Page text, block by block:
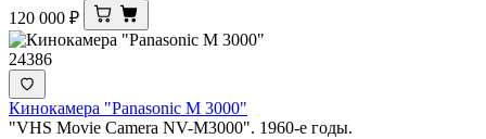
120 000 ₽
24386
Кинокамера "Panasonic M 3000"
"VHS Movie Camera NV-M3000". 1960-е годы.